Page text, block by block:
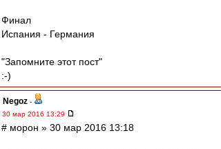
Финал
Испания - Германия
"Запомните этот пост"
:-)
Negoz -
30 мар 2016 13:29
# морон » 30 мар 2016 13:18